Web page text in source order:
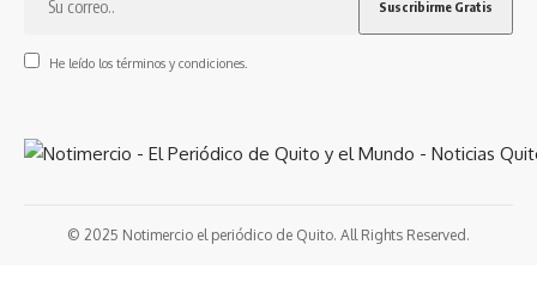
He leído los términos y condiciones.
© 2025 Notimercio el periódico de Quito. All Rights Reserved.